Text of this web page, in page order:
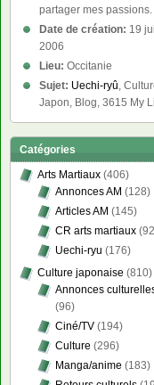
partager mes passions.
Date de création: 19
2006
Lieu: Occitanie
Sujet: Uechi-ryû,
Japon, Blog, 3615 My
Catégories
Arts Martiaux (406)
Annonces AM (128)
Articles AM (145)
CR arts martiaux
Uechi-ryu (176)
Culture japonaise (810)
Annonces
(96)
Ciné/TV (194)
Culture (296)
Manga/anime (183)